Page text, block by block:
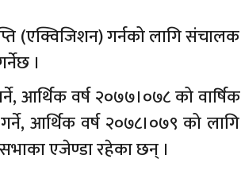
(एक्विजिशन) गर्नको लागि संचालक
।
आर्थिक वर्ष २०७७।०७८ को वार्षिक
आर्थिक वर्ष २०७८।०७९ को लागि
सभाका एजेण्डा रहेका छन् ।